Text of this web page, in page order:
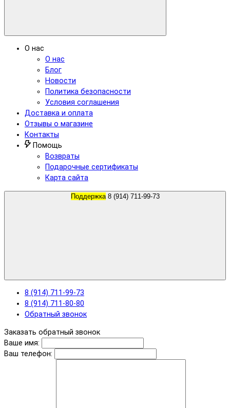
О нас
О нас
Блог
Новости
Политика безопасности
Условия соглашения
Доставка и оплата
Отзывы о магазине
Контакты
Помощь
Возвраты
Подарочные сертификаты
Карта сайта
Поддержка 8 (914) 711-99-73
8 (914) 711-99-73
8 (914) 711-80-80
Обратный звонок
Заказать обратный звонок
Ваше имя:
Ваш телефон: